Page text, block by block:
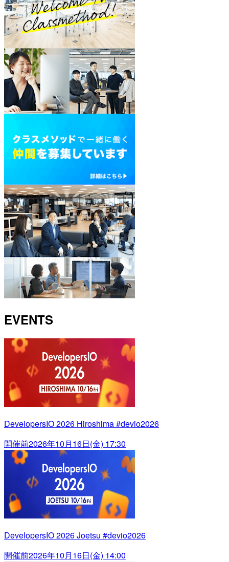
EVENTS
DevelopersIO 2026 Hiroshima #devio2026
開催前2026年10月16日(金) 17:30
DevelopersIO 2026 Joetsu #devio2026
開催前2026年10月16日(金) 14:00